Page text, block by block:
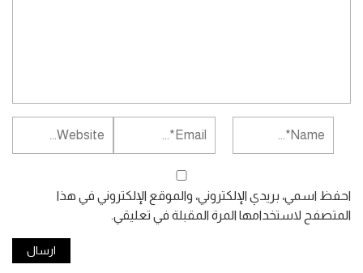
احفظ اسمي، بريدي الإلكتروني، والموقع الإلكتروني في هذا
المتصفح لاستخدامها المرة المقبلة في تعليقي.